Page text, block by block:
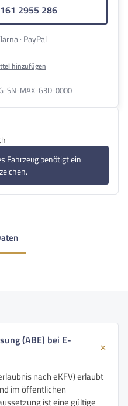
2955 286
· PayPal
hinzufügen
SN-MAX-G3D-0000
Fahrzeug benötigt ein
(ABE) bei E-
nach eKFV) erlaubt
im öffentlichen
ist eine gültige